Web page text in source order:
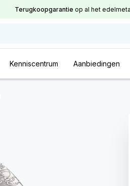
Terugkoopgarantie op al het
Kenniscentrum Aanbiedingen